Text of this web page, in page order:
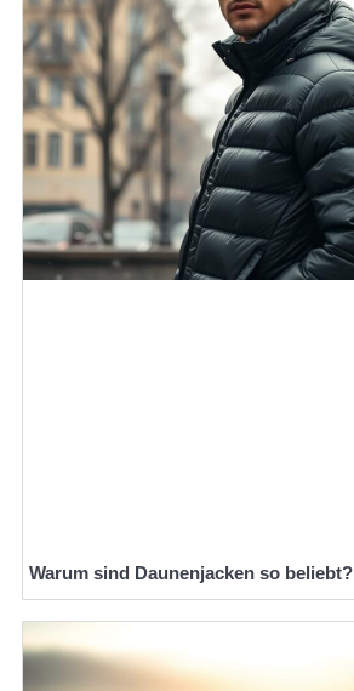
Warum sind Daunenjacken so beliebt?